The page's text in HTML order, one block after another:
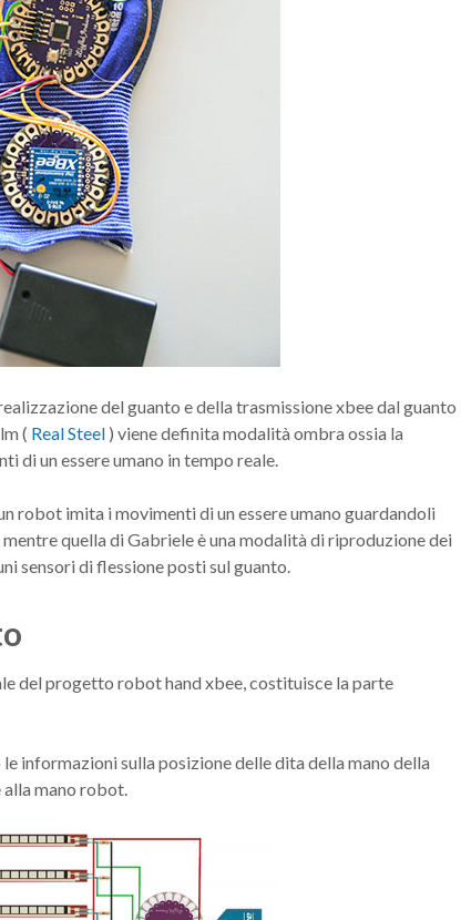
del guanto e della trasmissione xbee dal guanto
( Real Steel ) viene definita modalità ombra ossia la
di un essere umano in tempo reale.
robot imita i movimenti di un essere umano guardandoli
quella di Gabriele è una modalità di riproduzione dei
sensori di flessione posti sul guanto.
del progetto robot hand xbee, costituisce la parte
informazioni sulla posizione delle dita della mano della
alla mano robot.